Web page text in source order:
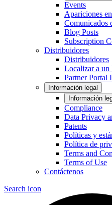
Events
Apariciones
Comunicados
Blog Posts
Subscription
Distribuidores
Distribuidores
Localizar a
Partner Portal
Información legal
Información
Compliance
Data Privacy
Patents
Políticas y
Política de
Terms and
Terms of Use
Contáctenos
Search icon